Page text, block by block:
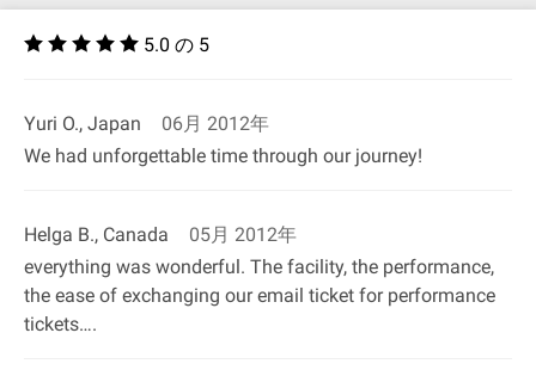
5.0 の 5
Yuri O., Japan
06月 2012年
We had unforgettable time through our journey!
Helga B., Canada
05月 2012年
everything was wonderful. The facility, the performance,
the ease of exchanging our email ticket for performance
tickets….